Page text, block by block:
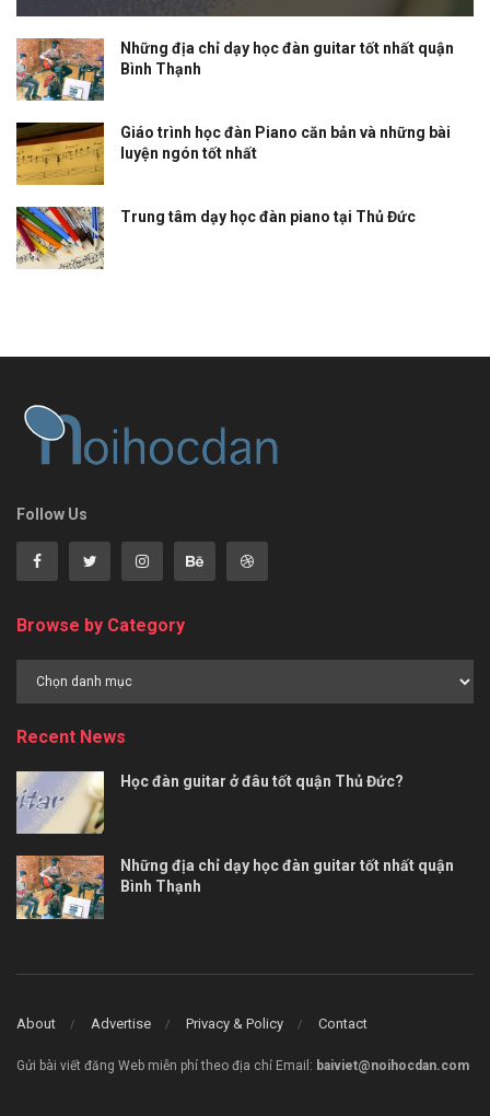
Những địa chỉ dạy học đàn guitar tốt nhất quận
Bình Thạnh
Giáo trình học đàn Piano căn bản và những bài
luyện ngón tốt nhất
Trung tâm dạy học đàn piano tại Thủ Đức
Follow Us
Browse by Category
Browse
Recent News
Học đàn guitar ở đâu tốt quận Thủ Đức?
Những địa chỉ dạy học đàn guitar tốt nhất quận
Bình Thạnh
About Advertise Privacy & Policy Contact
Gửi bài viết đăng Web miễn phí theo địa chỉ Email: baiviet@noihocdan.com